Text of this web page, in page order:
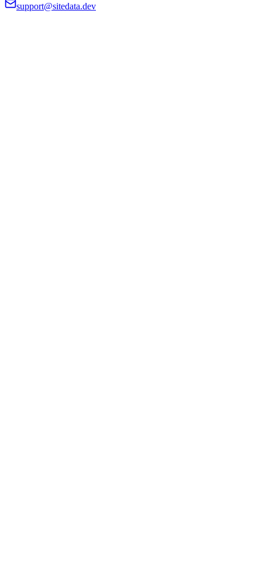
support@sitedata.dev